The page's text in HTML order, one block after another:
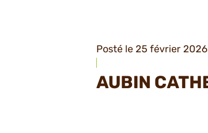
Posté le 25 février
AUBIN